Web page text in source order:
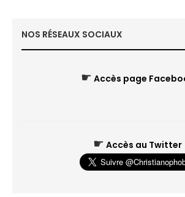
NOS RÉSEAUX SOCIAUX
☛ Accès page
☛ Accès au Twitter